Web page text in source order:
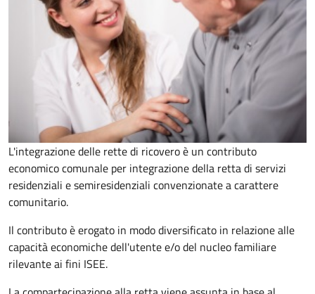
L'integrazione delle rette di ricovero è un contributo
economico comunale per integrazione della retta di servizi
residenziali e semiresidenziali convenzionate a carattere
comunitario.
Il contributo è erogato in modo diversificato in relazione alle
capacità economiche dell'utente e/o del nucleo familiare
rilevante ai fini ISEE.